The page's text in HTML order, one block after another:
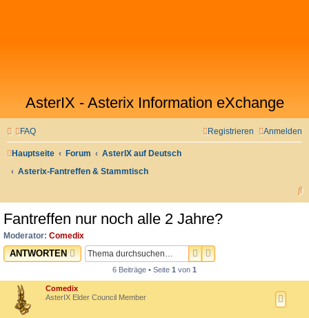
AsterIX - Asterix Information eXchange
FAQ Anmelden
Registrieren
Hauptseite Forum
AsterIX auf Deutsch
Asterix-Fantreffen & Stammtisch
S
Fantreffen nur noch alle 2 Jahre?
Moderator: Comedix
ANTWORTEN SUCHEERWEITERTE SUCHE
6 Beiträge • Seite 1 von 1
Comedix
AsterIX Elder Council Member